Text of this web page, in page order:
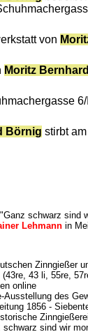
von
Moritz
Börnig stirbt
schwarz sind
Lehmann in
Zinngießer
43 li, 55re,
online
Ausstellung des
1856 -
schwarz sind wir